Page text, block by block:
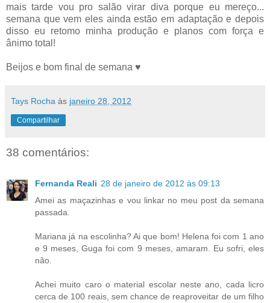
mais tarde vou pro salão virar diva porque eu mereço...
semana que vem eles ainda estão em adaptação e depois
disso eu retomo minha produção e planos com força e
ânimo total!
Beijos e bom final de semana ♥
Tays Rocha às janeiro 28, 2012
Compartilhar
38 comentários:
Fernanda Reali 28 de janeiro de 2012 às 09:13
Amei as maçazinhas e vou linkar no meu post da semana
passada.
Mariana já na escolinha? Ai que bom! Helena foi com 1 ano
e 9 meses, Guga foi com 9 meses, amaram. Eu sofri, eles
não.
Achei muito caro o material escolar neste ano, cada licro
cerca de 100 reais, sem chance de reaproveitar de um filho